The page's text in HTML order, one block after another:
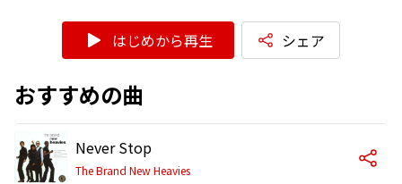
はじめから再生 シェア
おすすめの曲
Never Stop
The Brand New Heavies